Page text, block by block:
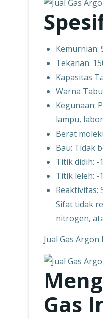
Kemurnian:
Tekanan:
Kapasitas
Warna
Kegunaan:
lampu,
Berat
Bau: Tidak
Titik didih: -
Titik leleh: -
Reaktivitas:
Sifat tidak
nitrogen,
Jual Gas
Gas